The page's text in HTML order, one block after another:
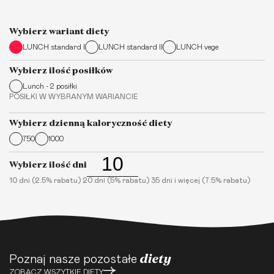
Wybierz wariant diety
LUNCH standard I LUNCH standard II LUNCH vege
Wybierz ilość posiłków
Lunch - 2 posiłki
POSIŁKI W WYBRANYM WARIANCIE
Wybierz dzienną kaloryczność diety
750 1000
Wybierz ilość dni
10 dni (2.5% rabatu) 20 dni (5% rabatu) 35 dni i więcej (7.5% rabatu)
Poznaj nasze pozostałe diety
ZOBACZ WSZYTKIE DIETY